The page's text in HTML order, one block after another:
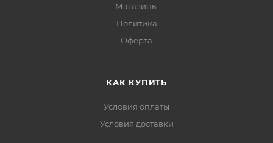
Магазины
Политика
Офертa
КАК КУПИТЬ
Условия оплаты
Условия доставки